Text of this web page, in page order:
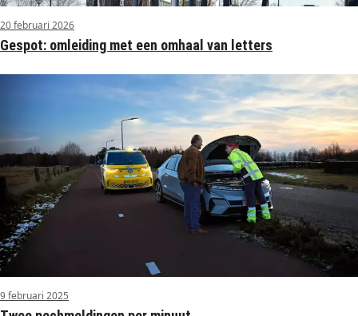
20 februari 2026
Gespot: omleiding met een omhaal van letters
9 februari 2025